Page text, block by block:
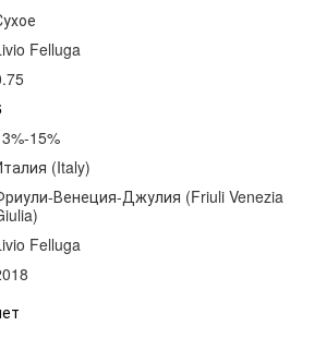
Felluga
15%
(Italy)
Венеция-Джулия (Friuli Venezia
Felluga